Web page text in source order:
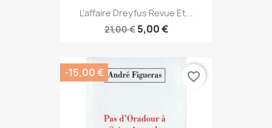
L’affaire Dreyfus Revue Et...
21,00 € 5,00 €
-15,00 € favorite_border